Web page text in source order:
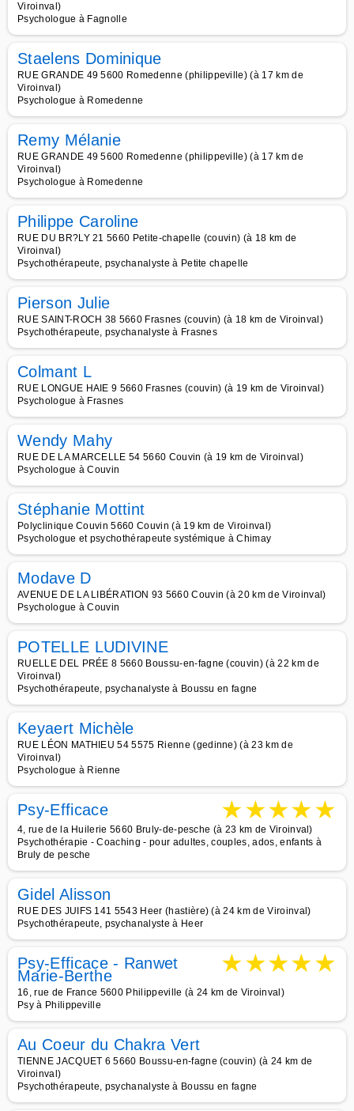
Viroinval)
Psychologue à Fagnolle
Staelens Dominique
RUE GRANDE 49 5600 Romedenne (philippeville) (à 17 km de
Viroinval)
Psychologue à Romedenne
Remy Mélanie
RUE GRANDE 49 5600 Romedenne (philippeville) (à 17 km de
Viroinval)
Psychologue à Romedenne
Philippe Caroline
RUE DU BR?LY 21 5660 Petite-chapelle (couvin) (à 18 km de
Viroinval)
Psychothérapeute, psychanalyste à Petite chapelle
Pierson Julie
RUE SAINT-ROCH 38 5660 Frasnes (couvin) (à 18 km de Viroinval)
Psychothérapeute, psychanalyste à Frasnes
Colmant L
RUE LONGUE HAIE 9 5660 Frasnes (couvin) (à 19 km de Viroinval)
Psychologue à Frasnes
Wendy Mahy
RUE DE LA MARCELLE 54 5660 Couvin (à 19 km de Viroinval)
Psychologue à Couvin
Stéphanie Mottint
Polyclinique Couvin 5660 Couvin (à 19 km de Viroinval)
Psychologue et psychothérapeute systémique à Chimay
Modave D
AVENUE DE LA LIBÉRATION 93 5660 Couvin (à 20 km de Viroinval)
Psychologue à Couvin
POTELLE LUDIVINE
RUELLE DEL PRÉE 8 5660 Boussu-en-fagne (couvin) (à 22 km de
Viroinval)
Psychothérapeute, psychanalyste à Boussu en fagne
Keyaert Michèle
RUE LÉON MATHIEU 54 5575 Rienne (gedinne) (à 23 km de
Viroinval)
Psychologue à Rienne
Psy-Efficace ★★★★★
4, rue de la Huilerie 5660 Bruly-de-pesche (à 23 km de Viroinval)
Psychothérapie - Coaching - pour adultes, couples, ados, enfants à
Bruly de pesche
Gidel Alisson
RUE DES JUIFS 141 5543 Heer (hastière) (à 24 km de Viroinval)
Psychothérapeute, psychanalyste à Heer
Psy-Efficace - Ranwet
Marie-Berthe ★★★★★
16, rue de France 5600 Philippeville (à 24 km de Viroinval)
Psy à Philippeville
Au Coeur du Chakra Vert
TIENNE JACQUET 6 5660 Boussu-en-fagne (couvin) (à 24 km de
Viroinval)
Psychothérapeute, psychanalyste à Boussu en fagne